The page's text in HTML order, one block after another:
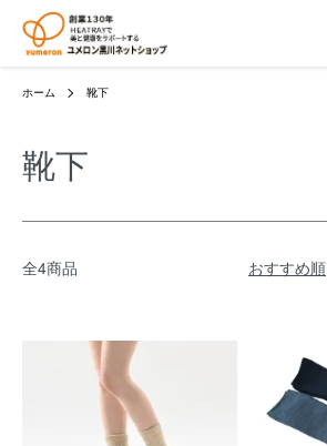
ホーム 靴下
靴下
全4商品 おすすめ順